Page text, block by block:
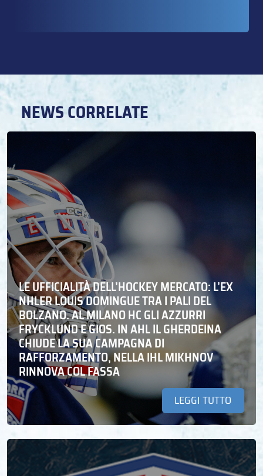
NEWS CORRELATE
LE UFFICIALITÀ DELL’HOCKEY MERCATO: L’EX
NHLER LOUIS DOMINGUE TRA I PALI DEL
BOLZANO. AL MILANO HC GLI AZZURRI
FRYCKLUND E GIOS. IN AHL IL GHERDEINA
CHIUDE LA SUA CAMPAGNA DI
RAFFORZAMENTO, NELLA IHL MIKHNOV
RINNOVA COL FASSA
LEGGI TUTTO